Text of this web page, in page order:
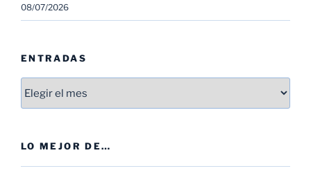
08/07/2026
ENTRADAS
LO MEJOR DE…